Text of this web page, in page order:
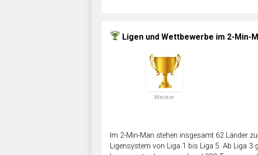
Ligen und Wettbewerbe im 2-Min-
Meister
Im 2-Min-Man stehen insgesamt 62 Länder
Ligensystem von Liga 1 bis Liga 5. Ab Liga 3